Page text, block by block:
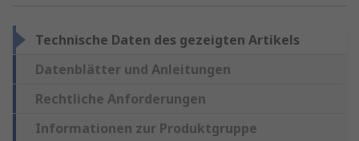
Technische Daten des gezeigten Artikels
Datenblätter und Anleitungen
Rechtliche Anforderungen
Informationen zur Produktgruppe